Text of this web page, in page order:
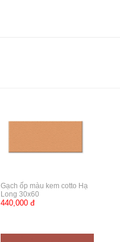
Gạch ốp màu kem cotto Hạ
Long 30x60
440,000 đ